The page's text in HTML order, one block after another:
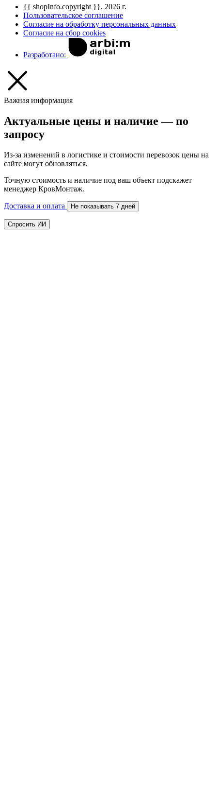
{{ shopInfo.copyright }}, 2026 г.
Пользовательское соглашение
Согласие на обработку персональных данных
Согласие на сбор cookies
Разработано:
Важная информация
Актуальные цены и наличие — по
запросу
Из-за изменений в логистике и стоимости перевозок цены на
сайте могут обновляться.
Точную стоимость и наличие под ваш объект подскажет
менеджер КровМонтаж.
Доставка и оплата Не показывать 7 дней
Спросить ИИ